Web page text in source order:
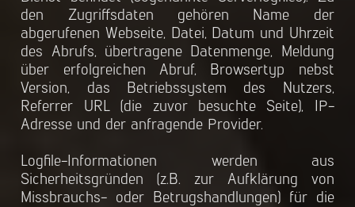
den Zugriffsdaten gehören Name der
abgerufenen Webseite, Datei, Datum und Uhrzeit
des Abrufs, übertragene Datenmenge, Meldung
über erfolgreichen Abruf, Browsertyp nebst
Version, das Betriebssystem des Nutzers,
Referrer URL (die zuvor besuchte Seite), IP-
Adresse und der anfragende Provider.
Logfile-Informationen werden aus
Sicherheitsgründen (z.B. zur Aufklärung von
Missbrauchs- oder Betrugshandlungen) für die